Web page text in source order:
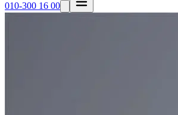
010-300 16 00